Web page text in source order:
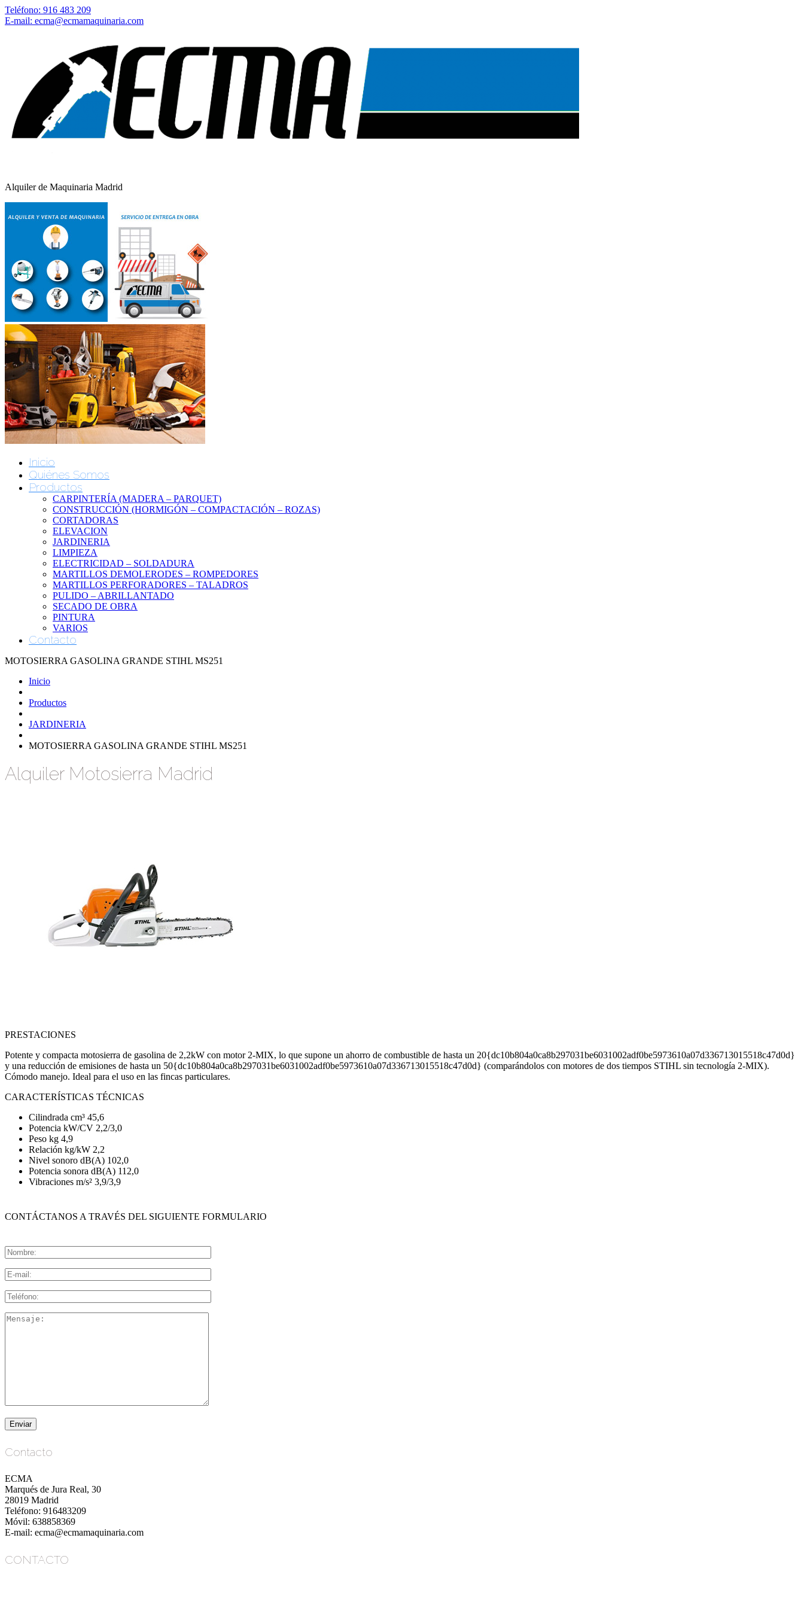
Teléfono: 916 483 209
E-mail: ecma@ecmamaquinaria.com
Alquiler de Maquinaria Madrid
Inicio
Quiénes Somos
Productos
CARPINTERÍA (MADERA – PARQUET)
CONSTRUCCIÓN (HORMIGÓN – COMPACTACIÓN – ROZAS)
CORTADORAS
ELEVACION
JARDINERIA
LIMPIEZA
ELECTRICIDAD – SOLDADURA
MARTILLOS DEMOLERODES – ROMPEDORES
MARTILLOS PERFORADORES – TALADROS
PULIDO – ABRILLANTADO
SECADO DE OBRA
PINTURA
VARIOS
Contacto
MOTOSIERRA GASOLINA GRANDE STIHL MS251
Inicio
Productos
JARDINERIA
MOTOSIERRA GASOLINA GRANDE STIHL MS251
Alquiler Motosierra Madrid
PRESTACIONES
Potente y compacta motosierra de gasolina de 2,2kW con motor 2-MIX, lo que supone un ahorro de combustible de hasta un 20{dc10b804a0ca8b297031be6031002adf0be5973610a07d336713015518c47d0d}
y una reducción de emisiones de hasta un 50{dc10b804a0ca8b297031be6031002adf0be5973610a07d336713015518c47d0d} (comparándolos con motores de dos tiempos STIHL sin tecnología 2-MIX).
Cómodo manejo. Ideal para el uso en las fincas particulares.
CARACTERÍSTICAS TÉCNICAS
Cilindrada cm³ 45,6
Potencia kW/CV 2,2/3,0
Peso kg 4,9
Relación kg/kW 2,2
Nivel sonoro dB(A) 102,0
Potencia sonora dB(A) 112,0
Vibraciones m/s² 3,9/3,9
CONTÁCTANOS A TRAVÉS DEL SIGUIENTE FORMULARIO
Contacto
ECMA
Marqués de Jura Real, 30
28019 Madrid
Teléfono: 916483209
Móvil: 638858369
E-mail: ecma@ecmamaquinaria.com
CONTACTO